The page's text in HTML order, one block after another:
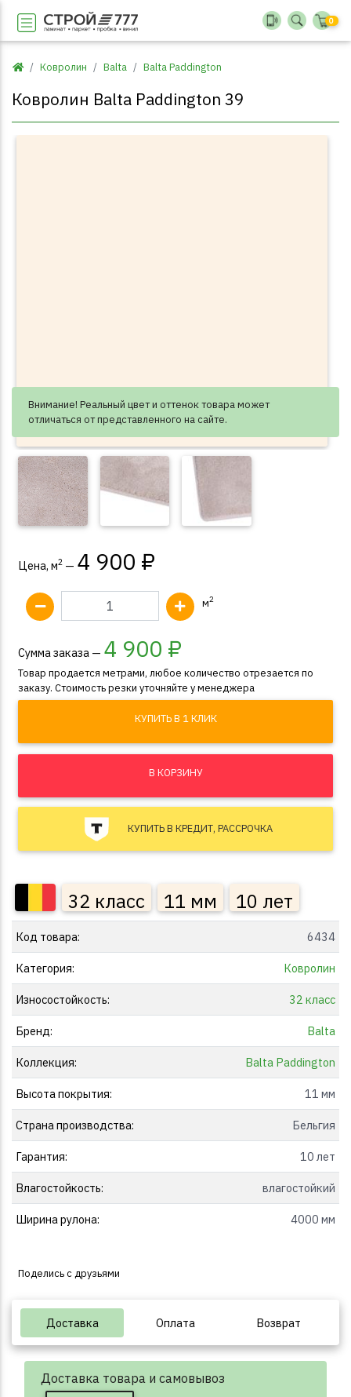
0
Ковролин Balta Balta Paddington
Ковролин Balta Paddington 39
Внимание! Реальный цвет и оттенок товара может
отличаться от представленного на сайте.
Цена, м2 — 4 900 ₽
м2
Сумма заказа — 4 900 ₽
Товар продается метрами, любое количество отрезается по
заказу. Стоимость резки уточняйте у менеджера
КУПИТЬ В 1 КЛИК
В КОРЗИНУ
КУПИТЬ В КРЕДИТ, РАССРОЧКА
32 класс 11 мм 10 лет
Код товара: 6434
Категория: Ковролин
Износостойкость: 32 класс
Бренд: Balta
Коллекция: Balta Paddington
Высота покрытия: 11 мм
Страна производства: Бельгия
Гарантия: 10 лет
Влагостойкость: влагостойкий
Ширина рулона: 4000 мм
Поделись с друзьями
Доставка Оплата Возврат
Доставка товара и самовывоз